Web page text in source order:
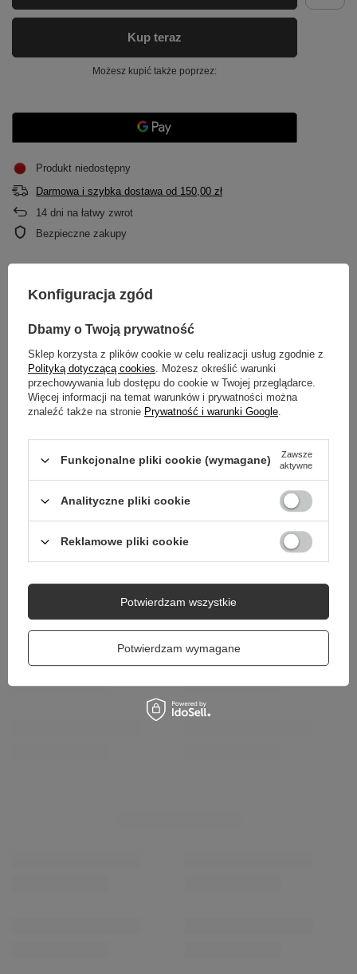
Kup teraz
Możesz kupić także poprzez:
Produkt niedostępny
Darmowa i szybka dostawa od 150,00 zł
14 dni na łatwy zwrot
Bezpieczne zakupy
OPIS
GŁÓWNE PARAMETRY
SZCZEGÓŁOWE DANE
GWARANCJA
OPINIE (1)
Potrzebujesz pomocy? Masz pytania?
Zadaj pytanie a my odpowiemy niezwłocznie,
najciekawsze pytania i odpowiedzi publikując
dla innych.
Zadaj pytanie
Konfiguracja zgód
Dbamy o Twoją prywatność
Sklep korzysta z plików cookie w celu realizacji usług zgodnie z
Polityką dotyczącą cookies. Możesz określić warunki
przechowywania lub dostępu do cookie w Twojej przeglądarce.
Więcej informacji na temat warunków i prywatności można
znaleźć także na stronie Prywatność i warunki Google.
Funkcjonalne pliki cookie (wymagane)
Zawsze
aktywne
Analityczne pliki cookie
Reklamowe pliki cookie
Potwierdzam wymagane
Potwierdzam wszystkie